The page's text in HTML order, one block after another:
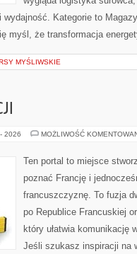
wydajność. Kategorie to
myśl, że transformacja
MYŚLIWSKIE
2026 MOŻLIWOŚĆ
Ten portal to miejsce
poznać Francję i
francuszczyznę. To fuzja
po Republice Francuskiej
który ułatwia komunikację
Jeśli szukasz inspiracji na